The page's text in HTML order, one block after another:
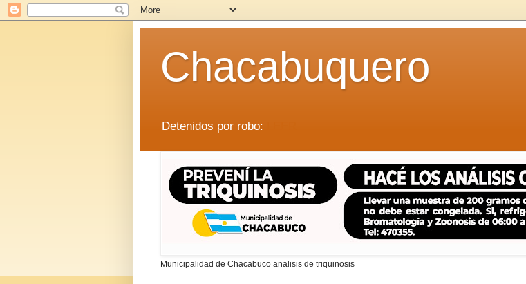
Chacabuquero
Detenidos por robo:
Municipalidad de Chacabuco analisis de triquinosis